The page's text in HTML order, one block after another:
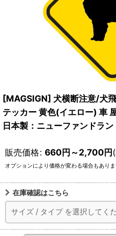
[MAGSIGN] 犬横断注意/犬
テッカー 黄色(イエロー) 車
日本製：ニューファンドラン
販売価格: 660円～2,700円
オプションにより価格が変わる場合もありま
在庫確認はこちら
サイズ / タイプ を選択してく